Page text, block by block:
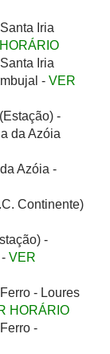
Iria
Iria
- VER
-
da Azóia
Azóia -
Continente)
-
VER
- Loures
HORÁRIO
-